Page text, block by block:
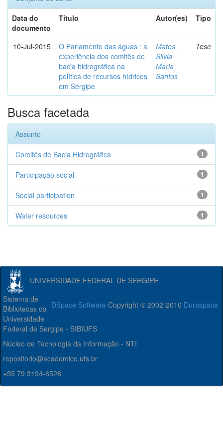
Data do
documento
Título Autor(es) Tipo
10-Jul-2015
O Parlamento das águas : a
experiência dos comitês de
bacia hidrográfica na
política de recursos hídricos
em Sergipe
Matos,
Silvia
Maria
Santos
Tese
Busca facetada
Assunto
1
Comitês de Bacia Hidrográfica
1
Participação social
1
Social participation
1
Water resources
UNIVERSIDADE FEDERAL DE SERGIPE
DSpace Software Copyright © 2002-2010 Duraspace
Sistema de
Bibliotecas da
Universidade
Federal de Sergipe - SIBIUFS
Núcleo de Tecnologia da Informação - NTI
repositorio@academico.ufs.br
+55 79 3194-6528